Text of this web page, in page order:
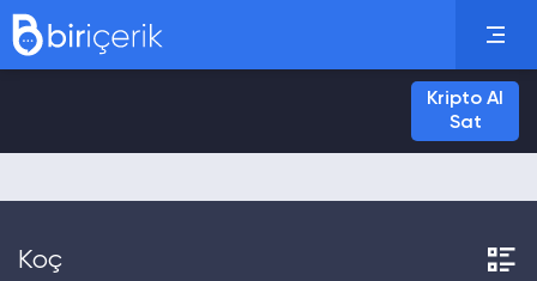
Kripto Al
Sat
Koç